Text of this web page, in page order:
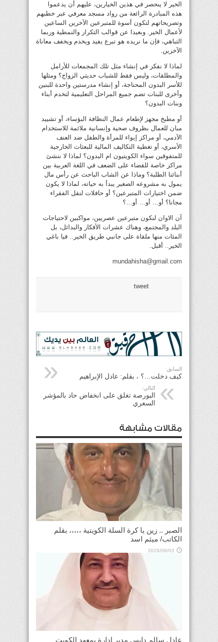
الخير لا ينحصر في هذين الخيارين، عليهم أن يدعموا
هذه المبادرة الرائعة من رواد مسجد معرفي عبر خطبهم
وتصريحاتهم لتكون أسوة للمتبرعين الآخرين الساعين
لأعمال الخير. وبعيدا عن قوالب التكرار والنمطية وربما
التباهي، فإن ما نريده هو تبرع يفيد ويخدم ويخفف معاناة
الآخرين.
لماذا لا نفكر في إنشاء مثل تلك المجمعات للأرامل
والمطلقات، وليس فقط للشباب حديثي الزواج؟ ومثلها
للأسر البدون المحتاجة، أو إنشاء مدرستين واحدة للبنين
وأخرى للبنات تضم جميع المراحل التعليمية لتخدم أبناء
وبنات البدون؟
أو مطبخ مجهز لإطعام عمال النظافة البؤساء، أو تشييد
مبان للعمال بظروف صحية وإنسانية ملائمة للاستخدام
الآدمي، أو مراكز إيواء للمرأة والطفل ضد العنف
الأسري، أو تغطية التكاليف المالية للبعثات الخارجية
للمتفوقين سواء الكويتيون ام البدون؟ لماذا لا ننشئ
مراكز خاصة للقضاء على الضعف في اللغة العربية بين
أبنائنا الطلبة؟ وماذا عن الشاب الباحث عن رأس مال
يمول به مشروعه الصغير يبدأ به حياته، لماذا لا يكون
ضمن اختيارات المتبرعين؟ أو حافلات لنقل الفقراء
مجانا؟ أو… أو… أو…؟
آن الاوان لنكون متبرعين عصريين، مواكبين لاحتياجات
البلد والمجتمع، وهناك عشرات الأفكار والبدائل، بل
المئات منها ملقاة على جانبي طريق الخير.. فيا باغي
الخير.. أقبل.
mundahisha@gmail.com
tweet
السابق:
كيف دخلت…؟ ، بقلم: عادل الإبراهيم
التالي:
البورصة تغلق على انخفاض حاد بالمؤشر
السعري
مقالات مشابهة
الصبر .. زين يا كرة السلة الكويتية ،،،،، بقلم
الكاتب/ ميثم اسد
2026/08/03
عادل سالم دابس مدير ادارة بمعهد الكويت